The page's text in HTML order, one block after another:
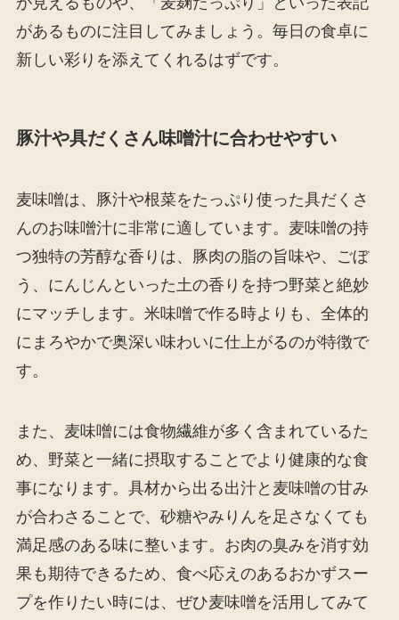
があるものに注目してみましょう。毎日の食卓に
新しい彩りを添えてくれるはずです。
豚汁や具だくさん味噌汁に合わせやすい
麦味噌は、豚汁や根菜をたっぷり使った具だくさ
んのお味噌汁に非常に適しています。麦味噌の持
つ独特の芳醇な香りは、豚肉の脂の旨味や、ごぼ
う、にんじんといった土の香りを持つ野菜と絶妙
にマッチします。米味噌で作る時よりも、全体的
にまろやかで奥深い味わいに仕上がるのが特徴で
す。
また、麦味噌には食物繊維が多く含まれているた
め、野菜と一緒に摂取することでより健康的な食
事になります。具材から出る出汁と麦味噌の甘み
が合わさることで、砂糖やみりんを足さなくても
満足感のある味に整います。お肉の臭みを消す効
果も期待できるため、食べ応えのあるおかずスー
プを作りたい時には、ぜひ麦味噌を活用してみて